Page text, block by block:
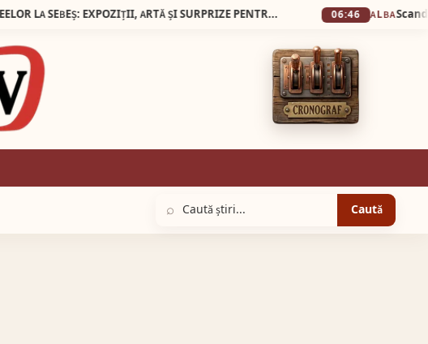
23 MAI 2026, NOAPTEA MUZEELOR LA SEBEȘ: EXPOZIȚII, ARTĂ ȘI SURPRIZE PENTRU VIZITATORI ALBA
⌕ Caută